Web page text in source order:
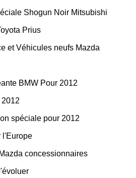
Shogun Noir Mitsubishi
Prius
et Véhicules neufs Mazda
BMW Pour 2012
spéciale pour 2012
l'Europe
concessionnaires